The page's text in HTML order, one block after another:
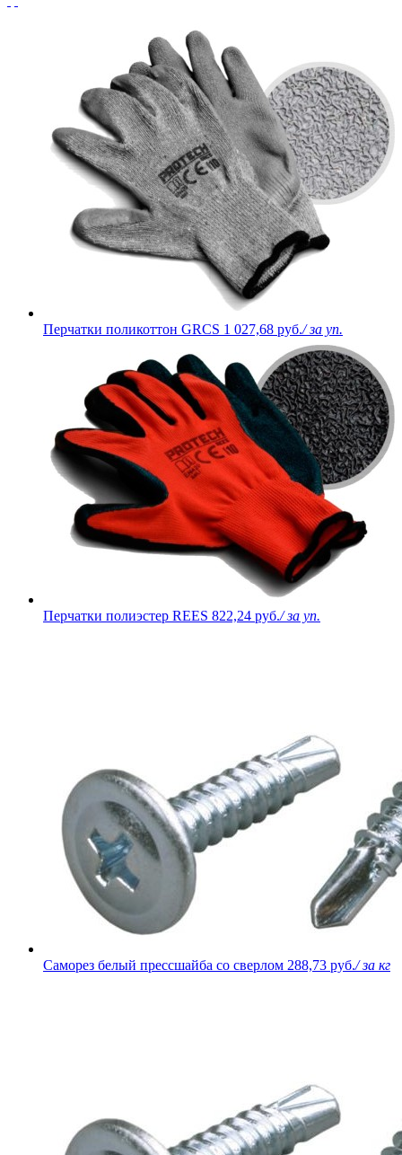
Перчатки поликоттон GRCS 1 027,68 руб./ за уп.
Перчатки полиэстер REES 822,24 руб./ за уп.
Саморез белый прессшайба со сверлом 288,73 руб./ за кг